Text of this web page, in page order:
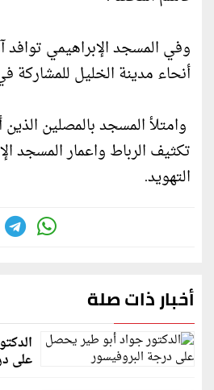
وفي المسجد الإبراهيمي توافد
أنحاء مدينة الخليل للمشاركة
وامتلأ المسجد بالمصلين
تكثيف الرباط واعمار المسجد
التهويد.
أخبار ذات صلة
على